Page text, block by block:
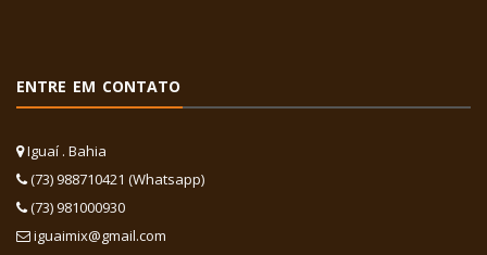
ENTRE EM CONTATO
Iguaí . Bahia
(73) 988710421 (Whatsapp)
(73) 981000930
iguaimix@gmail.com